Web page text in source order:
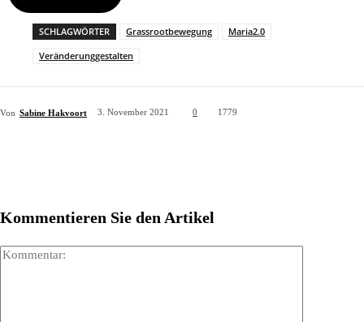
SCHLAGWÖRTER Grassrootbewegung
Maria2.0
Veränderunggestalten
Von Sabine Hakvoort 3. November 2021 0 1779
Kommentieren Sie den Artikel